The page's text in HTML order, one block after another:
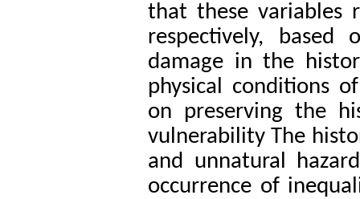
that these variables
respectively,
damage in the
physical conditions
on preserving the
vulnerability The
and unnatural
occurrence of